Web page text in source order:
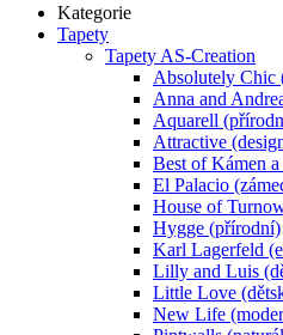
Kategorie
Tapety
Tapety AS-Creation
Absolutely Chic
Anna and
Aquarell
Attractive
Best of Kámen
El Palacio
House of
Hygge (přírodní)
Karl Lagerfeld
Lilly and Luis
Little Love
New Life